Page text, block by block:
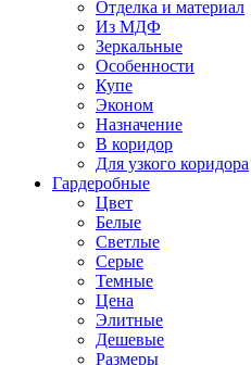
Отделка и материал
Из МДФ
Зеркальные
Особенности
Купе
Эконом
Назначение
В коридор
Для узкого коридора
Гардеробные
Цвет
Белые
Светлые
Серые
Темные
Цена
Элитные
Дешевые
Размеры